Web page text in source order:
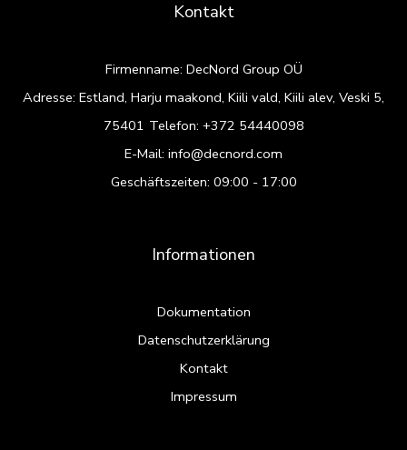
Kontakt
Firmenname: DecNord Group OÜ
Adresse: Estland, Harju maakond, Kiili vald, Kiili alev, Veski 5,
75401 Telefon: +372 54440098
E-Mail: info@decnord.com
Geschäftszeiten: 09:00 - 17:00
Informationen
Dokumentation
Datenschutzerklärung
Kontakt
Impressum